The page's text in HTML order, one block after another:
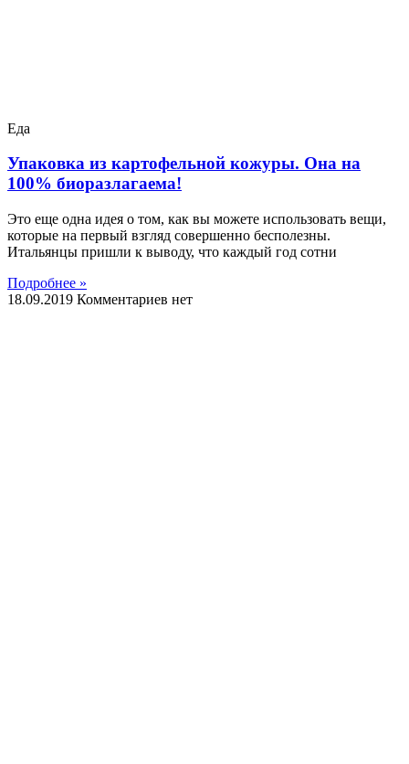
Еда
Упаковка из картофельной кожуры. Она на
100% биоразлагаема!
Это еще одна идея о том, как вы можете использовать вещи,
которые на первый взгляд совершенно бесполезны.
Итальянцы пришли к выводу, что каждый год сотни
Подробнее »
18.09.2019 Комментариев нет